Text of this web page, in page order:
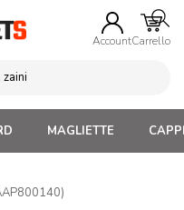
AccountCarrello
MAGLIETTE